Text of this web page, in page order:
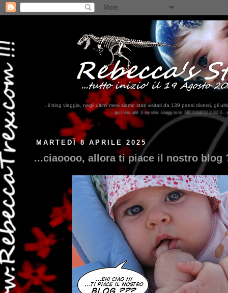
...il blog viaggia, negli ultimi mesi siamo stati visitati da 139 paesi diversi, gli
...qui trovate il nostro viaggio in MESSICO 2023...clikka qui !!!
MARTEDÌ 8 APRILE 2025
...ciaoooo, allora ti piace il nostro blog